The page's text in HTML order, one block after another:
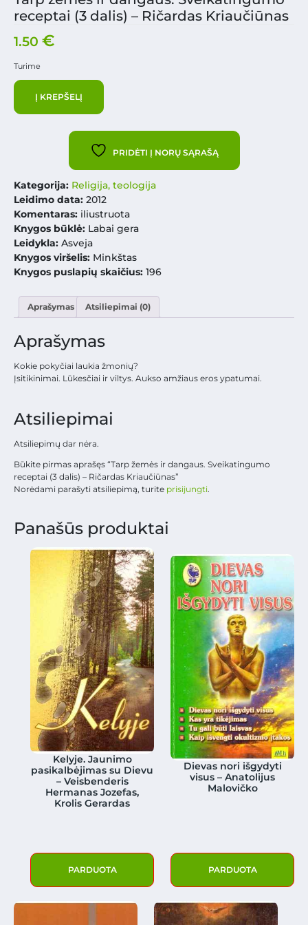
receptai (3 dalis) – Ričardas Kriaučiūnas
1.50 €
Turime
Į KREPŠELĮ
PRIDĖTI Į NORŲ SĄRAŠĄ
Kategorija: Religija, teologija
Leidimo data: 2012
Komentaras: iliustruota
Knygos būklė: Labai gera
Leidykla: Asveja
Knygos viršelis: Minkštas
Knygos puslapių skaičius: 196
Aprašymas Atsiliepimai (0)
Aprašymas
Kokie pokyčiai laukia žmonių?
Įsitikinimai. Lūkesčiai ir viltys. Aukso amžiaus eros ypatumai.
Atsiliepimai
Atsiliepimų dar nėra.
Būkite pirmas aprašęs “Tarp žemės ir dangaus. Sveikatingumo
receptai (3 dalis) – Ričardas Kriaučiūnas”
Norėdami parašyti atsiliepimą, turite prisijungti.
Panašūs produktai
Kelyje. Jaunimo
pasikalbėjimas su Dievu
– Veisbenderis
Hermanas Jozefas,
Krolis Gerardas
PARDUOTA
Dievas nori išgydyti
visus – Anatolijus
Malovičko
PARDUOTA